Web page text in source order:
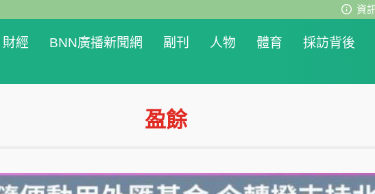
資訊
財經 BNN廣播新聞網 副刊 人物 體育 採訪背後
盈餘